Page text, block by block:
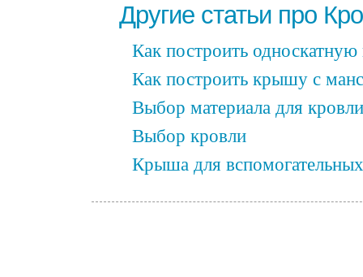
Другие статьи про
Как построить
Как построить крышу с
Выбор материала для кровли
Выбор кровли
Крыша для